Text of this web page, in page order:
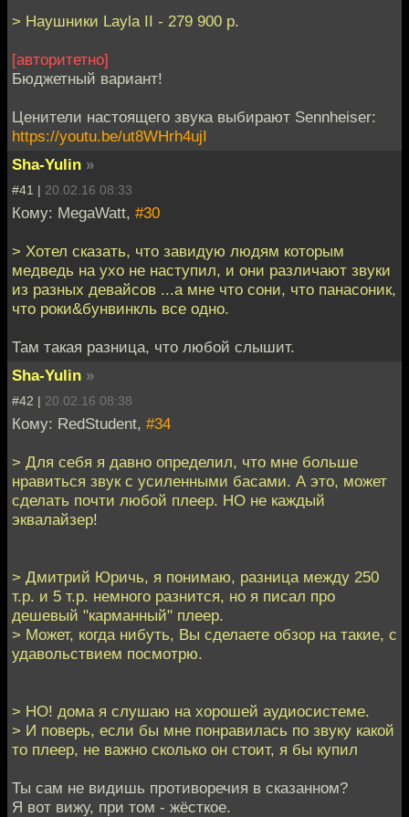
> Наушники Layla II - 279 900 р.
[авторитетно]
Бюджетный вариант!
Ценители настоящего звука выбирают Sennheiser:
https://youtu.be/ut8WHrh4ujI
Sha-Yulin »
#41 | 20.02.16 08:33
Кому: MegaWatt, #30
> Хотел сказать, что завидую людям которым
медведь на ухо не наступил, и они различают звуки
из разных девайсов ...а мне что сони, что панасоник,
что роки&бунвинкль все одно.
Там такая разница, что любой слышит.
Sha-Yulin »
#42 | 20.02.16 08:38
Кому: RedStudent, #34
> Для себя я давно определил, что мне больше
нравиться звук с усиленными басами. А это, может
сделать почти любой плеер. НО не каждый
эквалайзер!
> Дмитрий Юричь, я понимаю, разница между 250
т.р. и 5 т.р. немного разнится, но я писал про
дешевый "карманный" плеер.
> Может, когда нибуть, Вы сделаете обзор на такие, с
удавольствием посмотрю.
> НО! дома я слушаю на хорошей аудиосистеме.
> И поверь, если бы мне понравилась по звуку какой
то плеер, не важно сколько он стоит, я бы купил
Ты сам не видишь противоречия в сказанном?
Я вот вижу, при том - жёсткое.